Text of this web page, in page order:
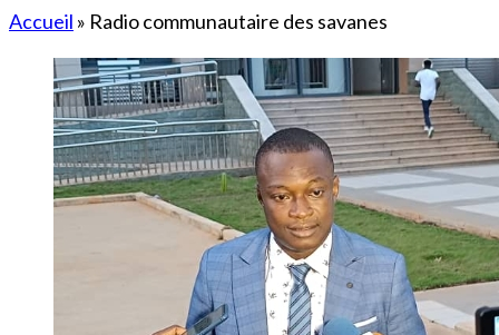
Accueil » Radio communautaire des savanes